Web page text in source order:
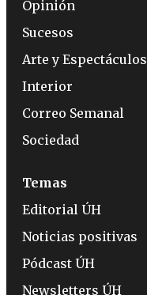
Opinión
Sucesos
Arte y Espectáculos
Interior
Correo Semanal
Sociedad
Temas
Editorial ÚH
Noticias positivas
Pódcast ÚH
Newsletters ÚH